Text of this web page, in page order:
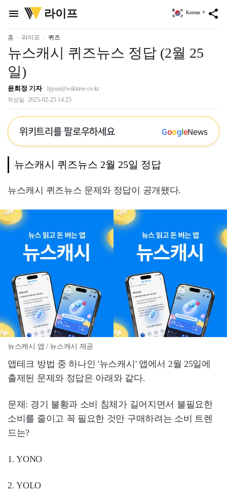
menu
위
키
리
라이프 share
Korean ▼
홈 라이프 퀴즈
뉴스캐시 퀴즈뉴스 정답 (2월 25
일)
윤희정 기자 hjyun@wikitree.co.kr
작성일 2025-02-25 14:25
위키트리를 팔로우하세요 GoogleNews
뉴스캐시 퀴즈뉴스 2월 25일 정답
뉴스캐시 퀴즈뉴스 문제와 정답이 공개됐다.
뉴스캐시 앱 / 뉴스캐시 제공
앱테크 방법 중 하나인 '뉴스캐시' 앱에서 2월 25일에
출제된 문제와 정답은 아래와 같다.
문제: 경기 불황과 소비 침체가 길어지면서 불필요한
소비를 줄이고 꼭 필요한 것만 구매하려는 소비 트렌
드는?
1. YONO
2. YOLO